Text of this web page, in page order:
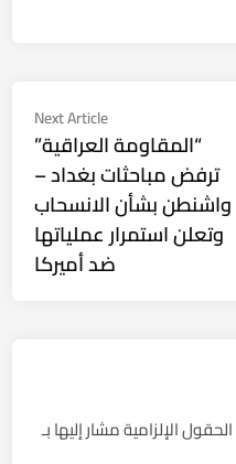
Next Article
Next
“المقاومة العراقية”
ترفض مباحثات بغداد –
واشنطن بشأن الانسحاب
وتعلن استمرار عملياتها
ضد أميركا
الحقول الإلزامية مشار إليها بـ